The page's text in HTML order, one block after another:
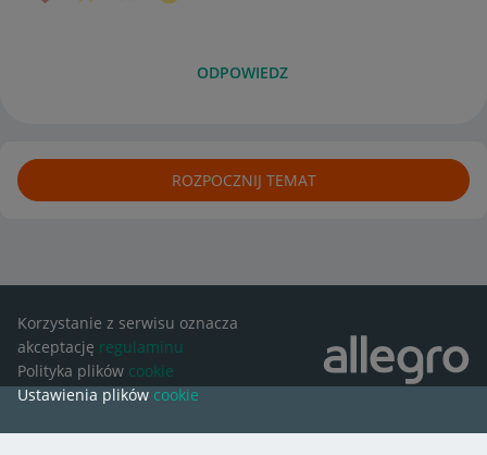
ODPOWIEDZ
ROZPOCZNIJ TEMAT
Korzystanie z serwisu oznacza
akceptację regulaminu
Polityka plików cookie
Ustawienia plików cookie